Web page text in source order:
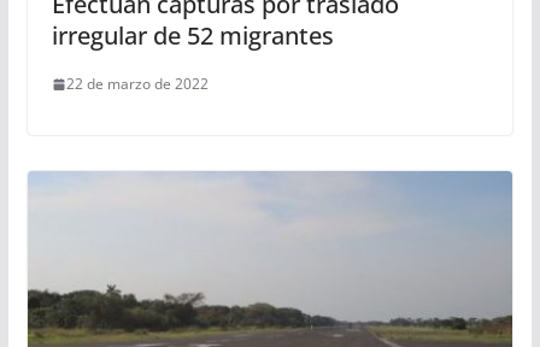
irregular de 52 migrantes
22 de marzo de 2022